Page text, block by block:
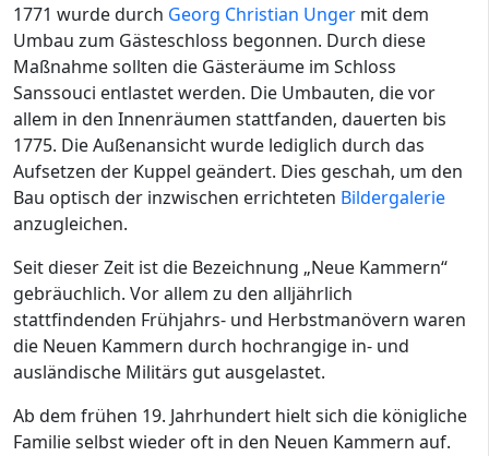
1771 wurde durch Georg Christian Unger mit dem
Umbau zum Gästeschloss begonnen. Durch diese
Maßnahme sollten die Gästeräume im Schloss
Sanssouci entlastet werden. Die Umbauten, die vor
allem in den Innenräumen stattfanden, dauerten bis
1775. Die Außenansicht wurde lediglich durch das
Aufsetzen der Kuppel geändert. Dies geschah, um den
Bau optisch der inzwischen errichteten Bildergalerie
anzugleichen.
Seit dieser Zeit ist die Bezeichnung „Neue Kammern“
gebräuchlich. Vor allem zu den alljährlich
stattfindenden Frühjahrs- und Herbstmanövern waren
die Neuen Kammern durch hochrangige in- und
ausländische Militärs gut ausgelastet.
Ab dem frühen 19. Jahrhundert hielt sich die königliche
Familie selbst wieder oft in den Neuen Kammern auf.